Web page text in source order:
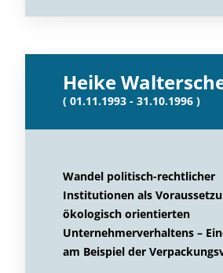
Heike
( 01.11.1993 - 31.10.1996 )
Wandel politisch-rechtlicher
Institutionen als
ökologisch orientierten
Unternehmerverhaltens –
am Beispiel der